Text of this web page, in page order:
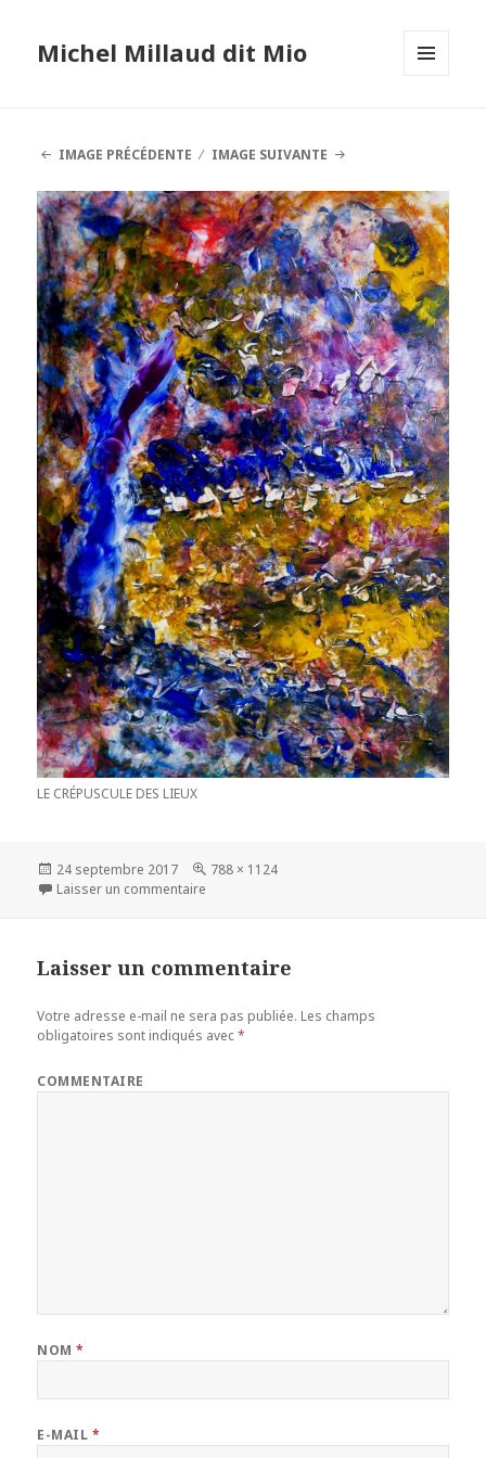
Michel Millaud dit Mio
IMAGE PRÉCÉDENTE
IMAGE SUIVANTE
LE CRÉPUSCULE DES LIEUX
Publié
le
24 septembre 2017
Taille
788 × 1124
Laisser un commentaire
Laisser un commentaire
Votre adresse e-mail ne sera pas publiée. Les champs
obligatoires sont indiqués avec*
COMMENTAIRE
NOM*
E-MAIL *